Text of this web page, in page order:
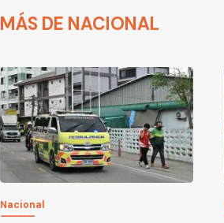
MÁS DE NACIONAL
Nacional